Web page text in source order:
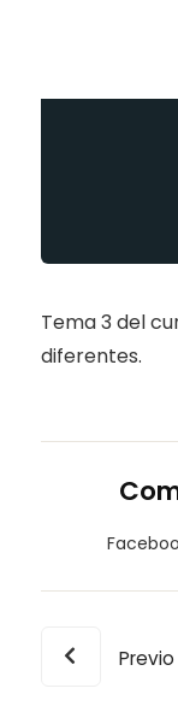
Tema 3 del
diferentes.
Previo